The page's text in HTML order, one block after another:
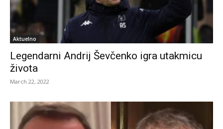
Aktuelno
Legendarni Andrij Ševčenko igra utakmicu
života
March 22, 2022